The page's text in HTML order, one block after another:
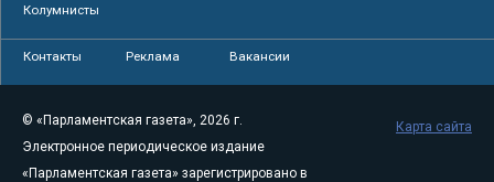
Колумнисты
Контакты Реклама Вакансии
© «Парламентская газета», 2026 г.
Электронное периодическое издание
«Парламентская газета» зарегистрировано в
Карта сайта